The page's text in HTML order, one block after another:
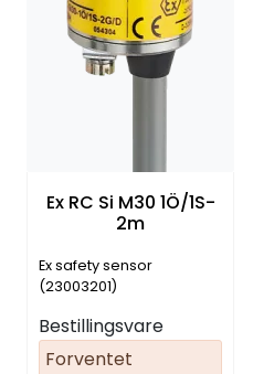
Ex RC Si M30 1Ö/1S-
2m
Ex safety sensor
(23003201)
Bestillingsvare
Forventet